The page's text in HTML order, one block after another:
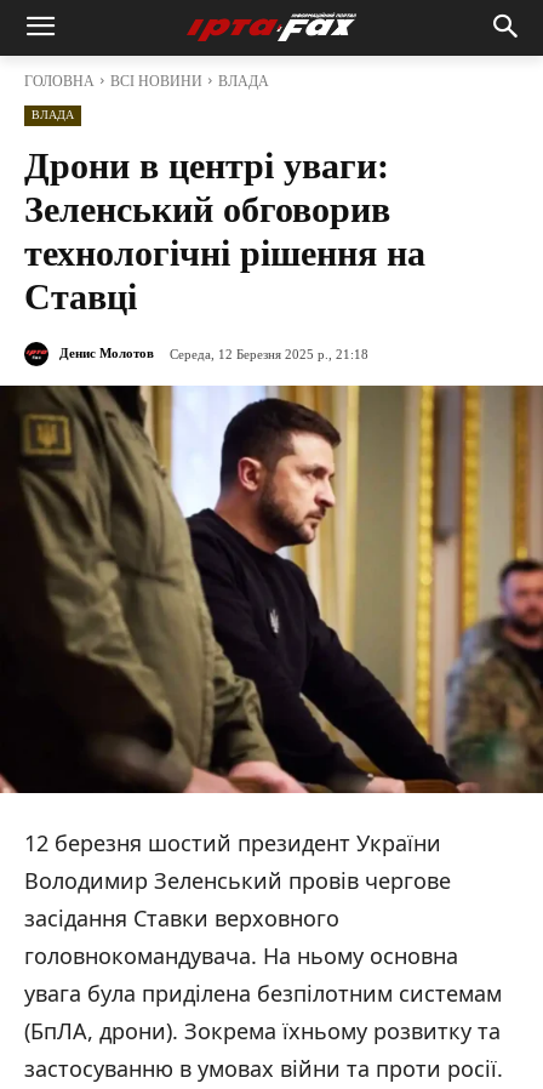
ГОЛОВНА ВСІ НОВИНИ ВЛАДА
ВЛАДА
Дрони в центрі уваги:
Зеленський обговорив
технологічні рішення на
Ставці
Денис Молотов Середа, 12 Березня 2025 р., 21:18
12 березня шостий президент України
Володимир Зеленський провів чергове
засідання Ставки верховного
головнокомандувача. На ньому основна
увага була приділена безпілотним системам
(БпЛА, дрони). Зокрема їхньому розвитку та
застосуванню в умовах війни та проти росії.